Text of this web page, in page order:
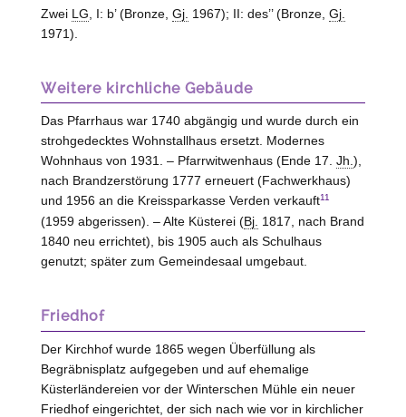
Zwei LG , I: b’ (Bronze, Gj. 1967); II: des’’ (Bronze, Gj.
1971).
Weitere kirchliche Gebäude
Das Pfarrhaus war 1740 abgängig und wurde durch ein
strohgedecktes Wohnstallhaus ersetzt. Modernes
Wohnhaus von 1931. – Pfarrwitwenhaus (Ende 17. Jh.),
nach Brandzerstörung 1777 erneuert (Fachwerkhaus)
und 1956 an die Kreissparkasse Verden verkauft11
(1959 abgerissen). – Alte Küsterei (Bj. 1817, nach Brand
1840 neu errichtet), bis 1905 auch als Schulhaus
genutzt; später zum Gemeindesaal umgebaut.
Friedhof
Der Kirchhof wurde 1865 wegen Überfüllung als
Begräbnisplatz aufgegeben und auf ehemalige
Küsterländereien vor der Winterschen Mühle ein neuer
Friedhof eingerichtet, der sich nach wie vor in kirchlicher